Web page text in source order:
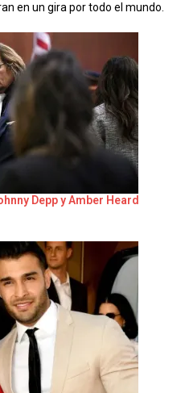
en un gira por todo el mundo.
Depp y Amber Heard